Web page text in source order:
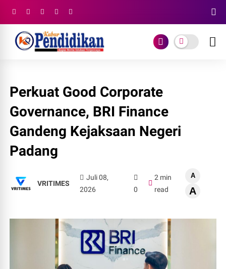
Perkuat Good Corporate
Governance, BRI Finance
Gandeng Kejaksaan Negeri
Padang
VRITIMES
Juli 08,
2026
0
2 min
read
A
A